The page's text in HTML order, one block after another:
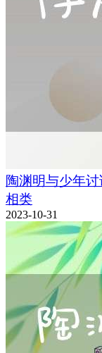
陶渊明与少年
相类
2023-10-31